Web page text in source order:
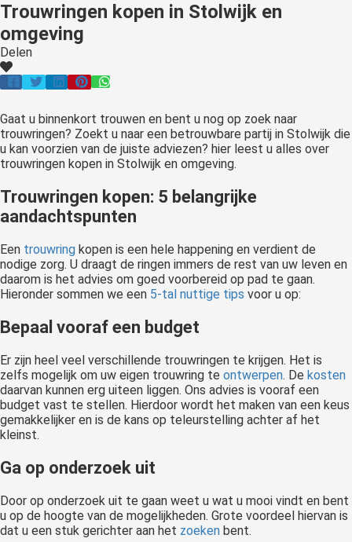
Trouwringen kopen in Stolwijk en
omgeving
Delen
Gaat u binnenkort trouwen en bent u nog op zoek naar
trouwringen? Zoekt u naar een betrouwbare partij in Stolwijk die
u kan voorzien van de juiste adviezen? hier leest u alles over
trouwringen kopen in Stolwijk en omgeving.
Trouwringen kopen: 5 belangrijke
aandachtspunten
Een trouwring kopen is een hele happening en verdient de
nodige zorg. U draagt de ringen immers de rest van uw leven en
daarom is het advies om goed voorbereid op pad te gaan.
Hieronder sommen we een 5-tal nuttige tips voor u op:
Bepaal vooraf een budget
Er zijn heel veel verschillende trouwringen te krijgen. Het is
zelfs mogelijk om uw eigen trouwring te ontwerpen. De kosten
daarvan kunnen erg uiteen liggen. Ons advies is vooraf een
budget vast te stellen. Hierdoor wordt het maken van een keus
gemakkelijker en is de kans op teleurstelling achter af het
kleinst.
Ga op onderzoek uit
Door op onderzoek uit te gaan weet u wat u mooi vindt en bent
u op de hoogte van de mogelijkheden. Grote voordeel hiervan is
dat u een stuk gerichter aan het zoeken bent.